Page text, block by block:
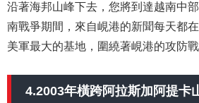
沿著海邦山峰下去，您將到達越南中
南戰爭期間，來自峴港的新聞每天都
美軍最大的基地，圍繞著峴港的攻防
4.2003年橫跨阿拉斯加阿提卡